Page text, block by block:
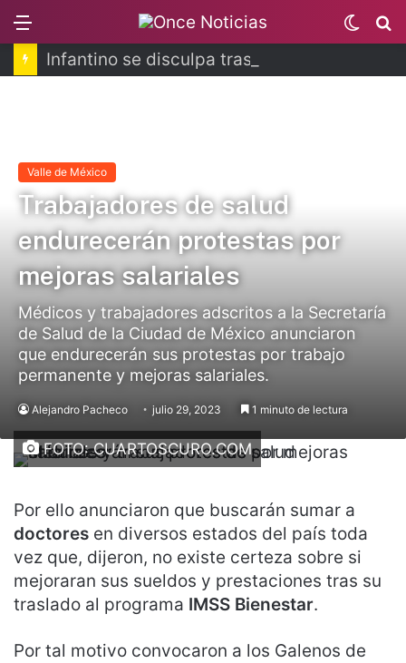
Menu
Switch
skin
Valle de México
Trabajadores de salud
endurecerán protestas por
mejoras salariales
Médicos y trabajadores adscritos a la Secretaría
de Salud de la Ciudad de México anunciaron
que endurecerán sus protestas por trabajo
permanente y mejoras salariales.
Alejandro Pacheco julio 29, 2023 1 minuto de lectura
FOTO: CUARTOSCURO.COM
Por ello anunciaron que buscarán sumar a
doctores en diversos estados del país toda
vez que, dijeron, no existe certeza sobre si
mejoraran sus sueldos y prestaciones tras su
traslado al programa IMSS Bienestar.
Por tal motivo convocaron a los Galenos de